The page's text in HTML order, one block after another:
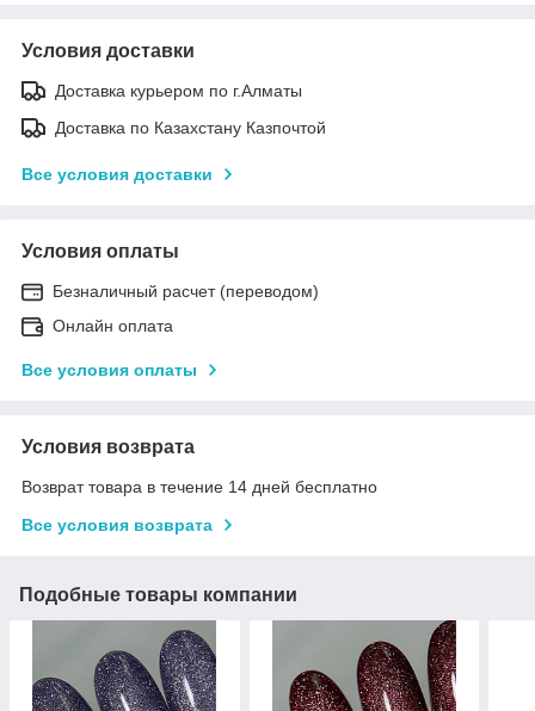
Условия доставки
Доставка курьером по г.Алматы
Доставка по Казахстану Казпочтой
Все условия доставки
Условия оплаты
Безналичный расчет (переводом)
Онлайн оплата
Все условия оплаты
Условия возврата
Возврат товара в течение 14 дней бесплатно
Все условия возврата
Подобные товары компании